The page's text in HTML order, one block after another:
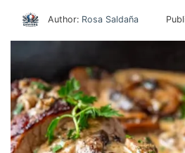
Author: Rosa Saldaña